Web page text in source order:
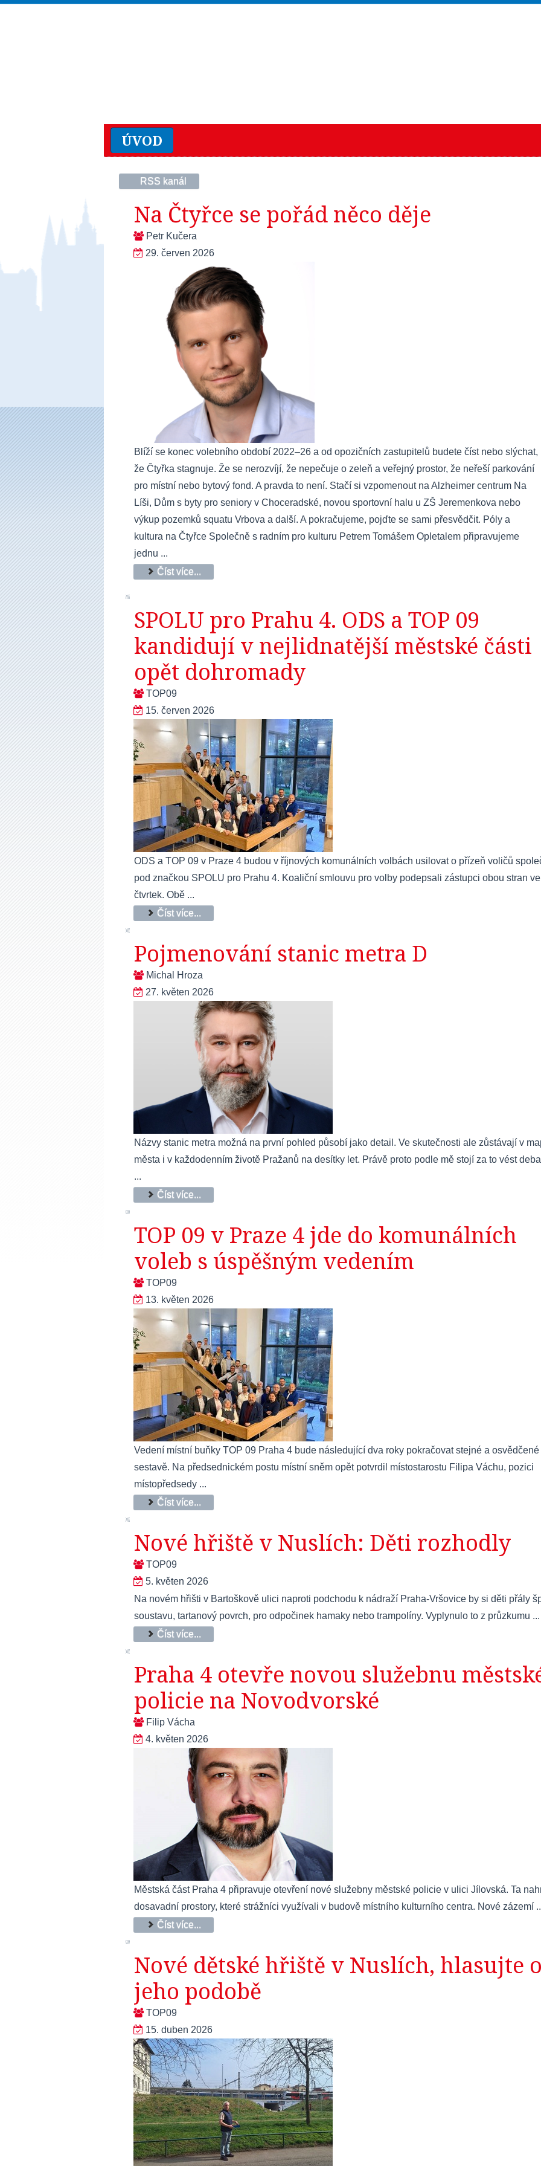
ÚVOD
RSS kanál
Na Čtyřce se pořád něco děje
Petr Kučera
29. červen 2026
Blíží se konec volebního období 2022–26 a od opozičních zastupitelů budete číst nebo slýchat,
že Čtyřka stagnuje. Že se nerozvíjí, že nepečuje o zeleň a veřejný prostor, že neřeší parkování
pro místní nebo bytový fond. A pravda to není. Stačí si vzpomenout na Alzheimer centrum Na
Líši, Dům s byty pro seniory v Choceradské, novou sportovní halu u ZŠ Jeremenkova nebo
výkup pozemků squatu Vrbova a další. A pokračujeme, pojďte se sami přesvědčit. Póly a
kultura na Čtyřce Společně s radním pro kulturu Petrem Tomášem Opletalem připravujeme
jednu ...
Číst více...
SPOLU pro Prahu 4. ODS a TOP 09
kandidují v nejlidnatější městské části
opět dohromady
TOP09
15. červen 2026
ODS a TOP 09 v Praze 4 budou v říjnových komunálních volbách usilovat o přízeň voličů
pod značkou SPOLU pro Prahu 4. Koaliční smlouvu pro volby podepsali zástupci obou stran ve
čtvrtek. Obě ...
Číst více...
Pojmenování stanic metra D
Michal Hroza
27. květen 2026
Názvy stanic metra možná na první pohled působí jako detail. Ve skutečnosti ale zůstávají v
města i v každodenním životě Pražanů na desítky let. Právě proto podle mě stojí za to vést
...
Číst více...
TOP 09 v Praze 4 jde do komunálních
voleb s úspěšným vedením
TOP09
13. květen 2026
Vedení místní buňky TOP 09 Praha 4 bude následující dva roky pokračovat stejné a osvědčené
sestavě. Na předsednickém postu místní sněm opět potvrdil místostarostu Filipa Váchu, pozici
místopředsedy ...
Číst více...
Nové hřiště v Nuslích: Děti rozhodly
TOP09
5. květen 2026
Na novém hřišti v Bartoškově ulici naproti podchodu k nádraží Praha-Vršovice by si děti přály
soustavu, tartanový povrch, pro odpočinek hamaky nebo trampolíny. Vyplynulo to z průzkumu ...
Číst více...
Praha 4 otevře novou služebnu
policie na Novodvorské
Filip Vácha
4. květen 2026
Městská část Praha 4 připravuje otevření nové služebny městské policie v ulici Jílovská. Ta
dosavadní prostory, které strážníci využívali v budově místního kulturního centra. Nové zázemí
Číst více...
Nové dětské hřiště v Nuslích, hlasujte o
jeho podobě
TOP09
15. duben 2026